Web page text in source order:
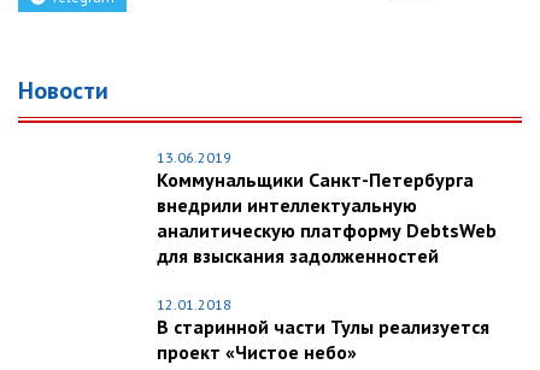
Новости
13.06.2019
Коммунальщики Санкт-Петербурга
внедрили интеллектуальную
аналитическую платформу DebtsWeb
для взыскания задолженностей
12.01.2018
В старинной части Тулы реализуется
проект «Чистое небо»